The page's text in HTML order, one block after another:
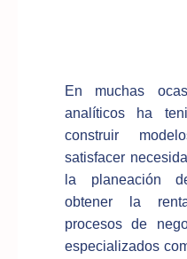
En muchas
analíticos ha
construir
satisfacer
la planeación
obtener la
procesos de
especializados